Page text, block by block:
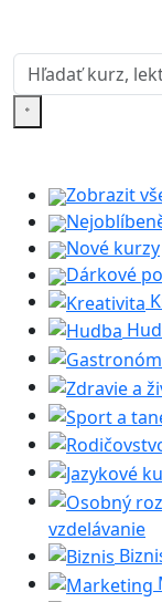
Zobrazit
Nové kurzy
Dárkové
vzdelávanie